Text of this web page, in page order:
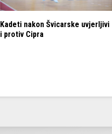
Kadeti nakon Švicarske uvjerljivi
i protiv Cipra